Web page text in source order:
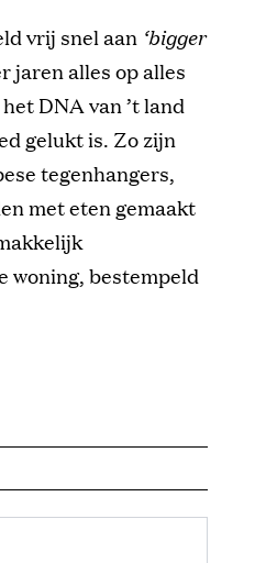
vrij snel aan ‘bigger
jaren alles op alles
DNA van ’t land
gelukt is. Zo zijn
tegenhangers,
met eten gemaakt
woning, bestempeld